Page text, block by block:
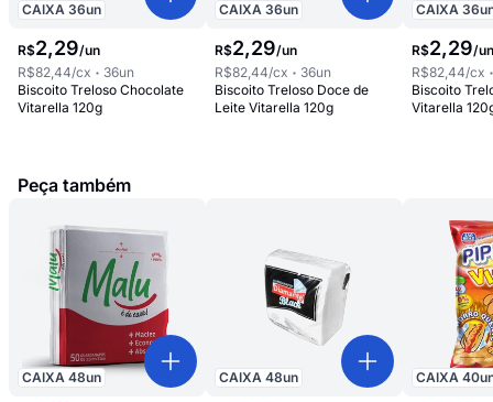
CAIXA 36un
R$2,29/un
R$82,44/cx 36un
Biscoito Treloso Chocolate
Vitarella 120g
CAIXA36un
R$2,29/un
R$82,44/cx 36un
Biscoito Treloso Doce de
Leite Vitarella 120g
CAIXA36
R$2,29/
R$82,44/cx
Biscoito
Vitarella
Peça também
CAIXA 48un CAIXA48un CAIXA40